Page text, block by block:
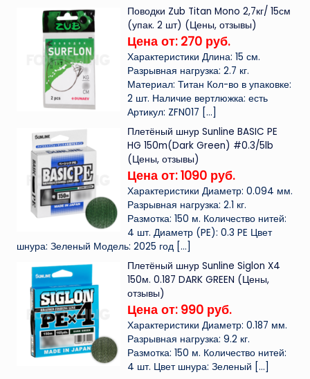
Поводки Zub Titan Mono 2,7кг/ 15см
(упак. 2 шт) (Цены, отзывы)
Цена от: 270 руб.
Характеристики Длина: 15 см.
Разрывная нагрузка: 2.7 кг.
Материал: Титан Кол-во в упаковке:
2 шт. Наличие вертлюжка: есть
Артикул: ZFN017 […]
Плетёный шнур Sunline BASIC PE
HG 150m(Dark Green) #0.3/5lb
(Цены, отзывы)
Цена от: 1090 руб.
Характеристики Диаметр: 0.094 мм.
Разрывная нагрузка: 2.1 кг.
Размотка: 150 м. Количество нитей:
4 шт. Диаметр (PE): 0.3 PE Цвет
шнура: Зеленый Модель: 2025 год […]
Плетёный шнур Sunline Siglon X4
150м. 0.187 DARK GREEN (Цены,
отзывы)
Цена от: 990 руб.
Характеристики Диаметр: 0.187 мм.
Разрывная нагрузка: 9.2 кг.
Размотка: 150 м. Количество нитей:
4 шт. Цвет шнура: Зеленый […]